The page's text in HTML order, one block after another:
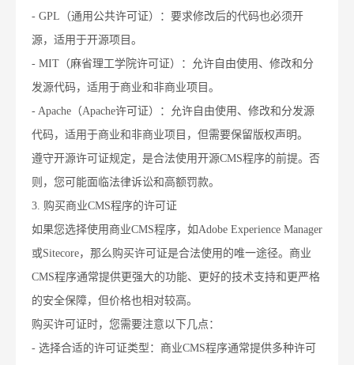
- GPL（通用公共许可证）：要求修改后的代码也必须开
源，适用于开源项目。
- MIT（麻省理工学院许可证）：允许自由使用、修改和分
发源代码，适用于商业和非商业项目。
- Apache（Apache许可证）：允许自由使用、修改和分发源
代码，适用于商业和非商业项目，但需要保留版权声明。
遵守开源许可证规定，是合法使用开源CMS程序的前提。否
则，您可能面临法律诉讼和高额罚款。
3. 购买商业CMS程序的许可证
如果您选择使用商业CMS程序，如Adobe Experience Manager
或Sitecore，那么购买许可证是合法使用的唯一途径。商业
CMS程序通常提供更强大的功能、更好的技术支持和更严格
的安全保障，但价格也相对较高。
购买许可证时，您需要注意以下几点：
- 选择合适的许可证类型：商业CMS程序通常提供多种许可